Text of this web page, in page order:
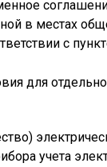
в местах
с
учета